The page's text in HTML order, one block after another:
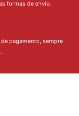
formas de envio.
pagamento, sempre